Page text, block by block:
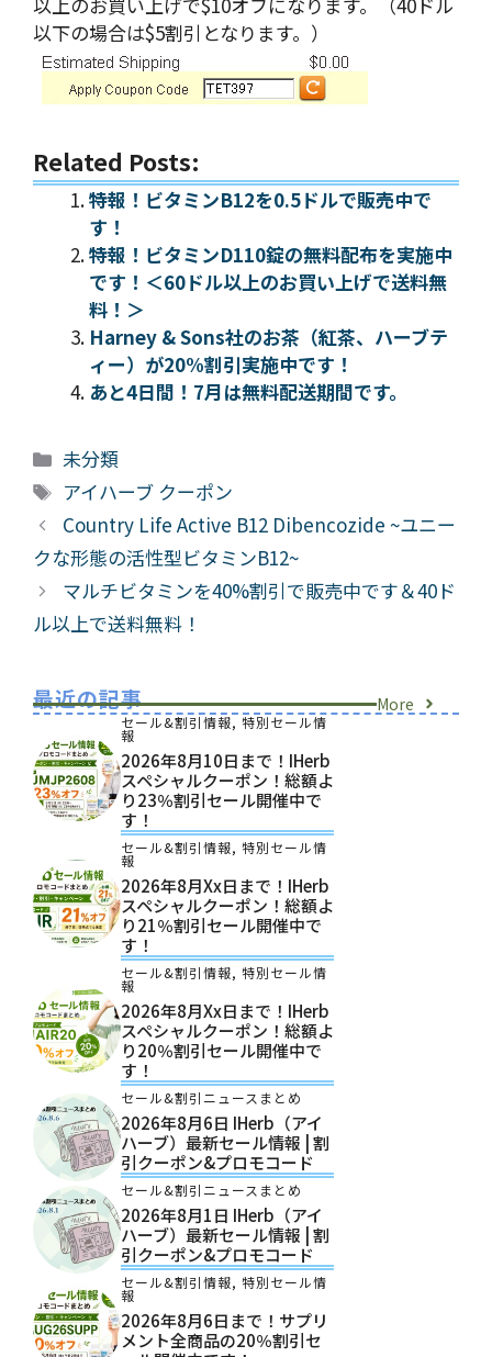
以下の場合は$5割引となります。）
Related Posts:
特報！ビタミンB12を0.5ドルで販売中で
す！
特報！ビタミンD110錠の無料配布を実施中
です！＜60ドル以上のお買い上げで送料無
料！＞
Harney & Sons社のお茶（紅茶、ハーブテ
ィー）が20%割引実施中です！
あと4日間！7月は無料配送期間です。
カ
テ
ゴ
リ
ー
未分類
タ
グ
アイハーブ クーポン
Country Life Active B12 Dibencozide ~ユニー
クな形態の活性型ビタミンB12~
マルチビタミンを40%割引で販売中です＆40ド
ル以上で送料無料！
最近の記事 More
セール&割引情報, 特別セール情
報
2026年8月10日まで！iHerb
スペシャルクーポン！総額よ
り23％割引セール開催中で
す！
セール&割引情報, 特別セール情
報
2026年8月xx日まで！iHerb
スペシャルクーポン！総額よ
り21％割引セール開催中で
す！
セール&割引情報, 特別セール情
報
2026年8月xx日まで！iHerb
スペシャルクーポン！総額よ
り20％割引セール開催中で
す！
セール&割引ニュースまとめ
2026年8月6日 IHerb（アイ
ハーブ）最新セール情報 | 割
引クーポン&プロモコード
セール&割引ニュースまとめ
2026年8月1日 IHerb（アイ
ハーブ）最新セール情報 | 割
引クーポン&プロモコード
セール&割引情報, 特別セール情
報
2026年8月6日まで！サプリ
メント全商品の20％割引セ